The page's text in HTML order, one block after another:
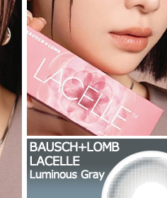
ン、遠視カラコン、コンタクト
ン、格安カラコン専門のブルー
グレー] ボシュロム ラシェル (1
コン、乱視カラコン、格安乱
乱視用カラコン、韓国乱視カラ
ン、遠視カラコン、コンタクト
ン、格安カラコン専門のバイオ
オレット [Violet]
レー] ボシュロム ラシェル (1
コン、乱視カラコン、格安乱
乱視用カラコン、韓国乱視カラ
ン、遠視カラコン、コンタクト